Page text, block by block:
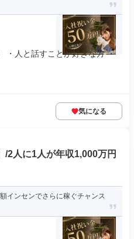
・人と話すことが好きな方 ・
気になる
/2人に1人が年収1,000万円
インセンでさらに稼ぐチャンス